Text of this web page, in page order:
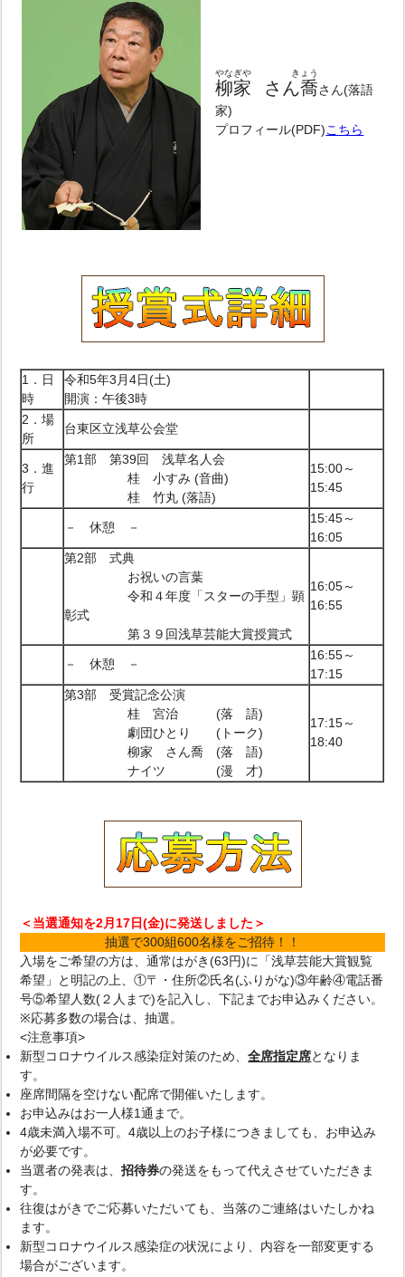
柳家
やなぎや
さん喬
きょう
さん(落語
家)
プロフィール(PDF)こちら
1．日
時
令和5年3月4日(土)
開演：午後3時
2．場
所
台東区立浅草公会堂
3．進
行
第1部 第39回 浅草名人会
桂 小すみ (音曲)
桂 竹丸 (落語)
15:00～
15:45
－ 休憩 －
15:45～
16:05
第2部 式典
お祝いの言葉
令和４年度「スターの手型」顕
彰式
第３９回浅草芸能大賞授賞式
16:05～
16:55
－ 休憩 －
16:55～
17:15
第3部 受賞記念公演
桂 宮治 (落 語)
劇団ひとり (トーク)
柳家 さん喬 (落 語)
ナイツ (漫 才)
17:15～
18:40
＜当選通知を2月17日(金)に発送しました＞
抽選で300組600名様をご招待！！
入場をご希望の方は、通常はがき(63円)に「浅草芸能大賞観覧
希望」と明記の上、①〒・住所②氏名(ふりがな)③年齢④電話番
号⑤希望人数(２人まで)を記入し、下記までお申込みください。
※応募多数の場合は、抽選。
<注意事項>
新型コロナウイルス感染症対策のため、全席指定席となりま
す。
座席間隔を空けない配席で開催いたします。
お申込みはお一人様1通まで。
4歳未満入場不可。4歳以上のお子様につきましても、お申込み
が必要です。
当選者の発表は、招待券の発送をもって代えさせていただきま
す。
往復はがきでご応募いただいても、当落のご連絡はいたしかね
ます。
新型コロナウイルス感染症の状況により、内容を一部変更する
場合がございます。